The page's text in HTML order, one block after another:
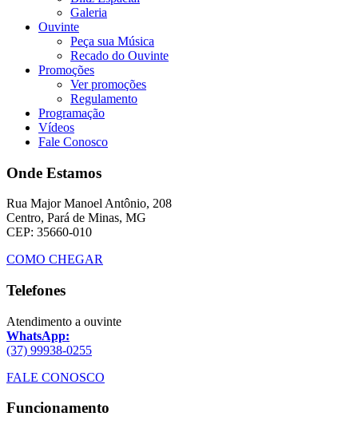
Galeria
Ouvinte
Peça sua Música
Recado do Ouvinte
Promoções
Ver promoções
Regulamento
Programação
Vídeos
Fale Conosco
Onde Estamos
Rua Major Manoel Antônio, 208
Centro, Pará de Minas, MG
CEP: 35660-010
COMO CHEGAR
Telefones
Atendimento a ouvinte
WhatsApp:
(37) 99938-0255
FALE CONOSCO
Funcionamento